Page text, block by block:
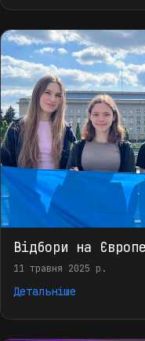
Відбори на
11 травня 2025 р.
Детальніше